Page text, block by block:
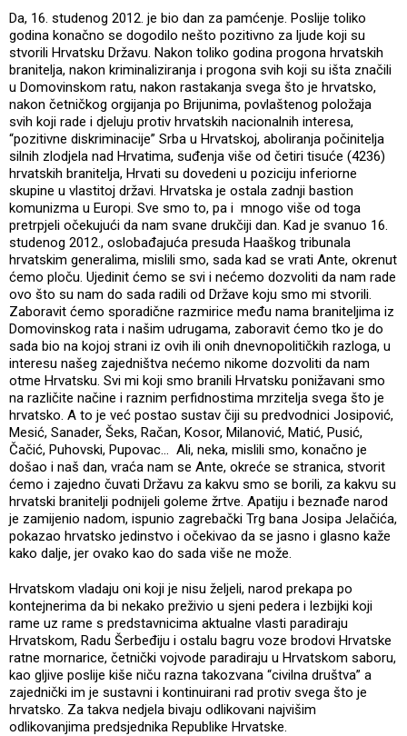
Da, 16. studenog 2012. je bio dan za pamćenje. Poslije toliko
godina konačno se dogodilo nešto pozitivno za ljude koji su
stvorili Hrvatsku Državu. Nakon toliko godina progona hrvatskih
branitelja, nakon kriminaliziranja i progona svih koji su išta značili
u Domovinskom ratu, nakon rastakanja svega što je hrvatsko,
nakon četničkog orgijanja po Brijunima, povlaštenog položaja
svih koji rade i djeluju protiv hrvatskih nacionalnih interesa,
“pozitivne diskriminacije” Srba u Hrvatskoj, aboliranja počinitelja
silnih zlodjela nad Hrvatima, suđenja više od četiri tisuće (4236)
hrvatskih branitelja, Hrvati su dovedeni u poziciju inferiorne
skupine u vlastitoj državi. Hrvatska je ostala zadnji bastion
komunizma u Europi. Sve smo to, pa i mnogo više od toga
pretrpjeli očekujući da nam svane drukčiji dan. Kad je svanuo 16.
studenog 2012., oslobađajuća presuda Haaškog tribunala
hrvatskim generalima, mislili smo, sada kad se vrati Ante, okrenut
ćemo ploču. Ujedinit ćemo se svi i nećemo dozvoliti da nam rade
ovo što su nam do sada radili od Države koju smo mi stvorili.
Zaboravit ćemo sporadične razmirice među nama braniteljima iz
Domovinskog rata i našim udrugama, zaboravit ćemo tko je do
sada bio na kojoj strani iz ovih ili onih dnevnopolitičkih razloga, u
interesu našeg zajedništva nećemo nikome dozvoliti da nam
otme Hrvatsku. Svi mi koji smo branili Hrvatsku ponižavani smo
na različite načine i raznim perfidnostima mrzitelja svega što je
hrvatsko. A to je već postao sustav čiji su predvodnici Josipović,
Mesić, Sanader, Šeks, Račan, Kosor, Milanović, Matić, Pusić,
Čačić, Puhovski, Pupovac… Ali, neka, mislili smo, konačno je
došao i naš dan, vraća nam se Ante, okreće se stranica, stvorit
ćemo i zajedno čuvati Državu za kakvu smo se borili, za kakvu su
hrvatski branitelji podnijeli goleme žrtve. Apatiju i beznađe narod
je zamijenio nadom, ispunio zagrebački Trg bana Josipa Jelačića,
pokazao hrvatsko jedinstvo i očekivao da se jasno i glasno kaže
kako dalje, jer ovako kao do sada više ne može.
Hrvatskom vladaju oni koji je nisu željeli, narod prekapa po
kontejnerima da bi nekako preživio u sjeni pedera i lezbijki koji
rame uz rame s predstavnicima aktualne vlasti paradiraju
Hrvatskom, Radu Šerbeđiju i ostalu bagru voze brodovi Hrvatske
ratne mornarice, četnički vojvode paradiraju u Hrvatskom saboru,
kao gljive poslije kiše niču razna takozvana “civilna društva” a
zajednički im je sustavni i kontinuirani rad protiv svega što je
hrvatsko. Za takva nedjela bivaju odlikovani najvišim
odlikovanjima predsjednika Republike Hrvatske.